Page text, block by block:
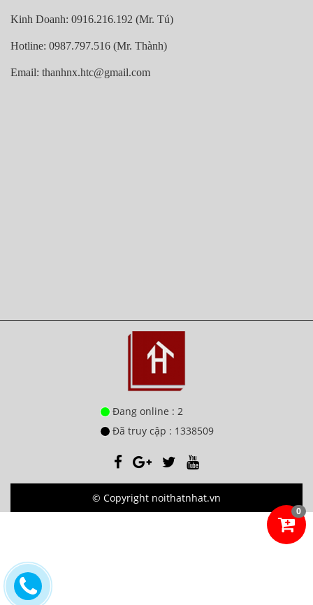
Kinh Doanh: 0916.216.192 (Mr. Tú)
Hotline: 0987.797.516 (Mr. Thành)
Email: thanhnx.htc@gmail.com
Đang online : 2
Đã truy cập : 1338509
© Copyright noithatnhat.vn
0